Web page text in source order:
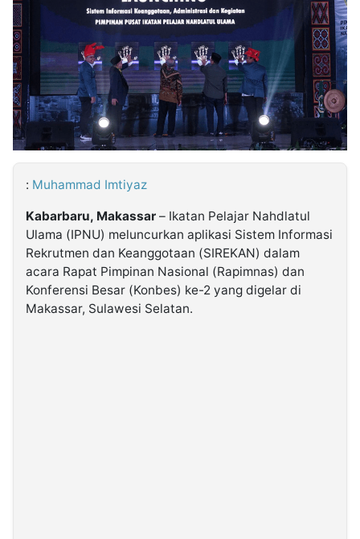
Insight
NTB
Suara
Time
Lens
IDN
Daily
Jogja
Jalan
Rakyat
Idealita
News
Kita
Notice
Dinamikapost.com
Radar
Baru
Seedbacklink
Follow
Kabarbaru
: Muhammad Imtiyaz
Kabarbaru, Makassar – Ikatan Pelajar Nahdlatul
Ulama (IPNU) meluncurkan aplikasi Sistem Informasi
Rekrutmen dan Keanggotaan (SIREKAN) dalam
acara Rapat Pimpinan Nasional (Rapimnas) dan
Konferensi Besar (Konbes) ke-2 yang digelar di
Makassar, Sulawesi Selatan.